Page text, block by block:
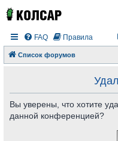
FAQ Правила
Список форумов
Вы уверены, что хотите
данной конференцией?